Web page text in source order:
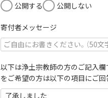
公開する 公開しない
寄付者メッセージ
以下は浄土宗教師の方のご記入
をご希望の方は以下の項目にご回